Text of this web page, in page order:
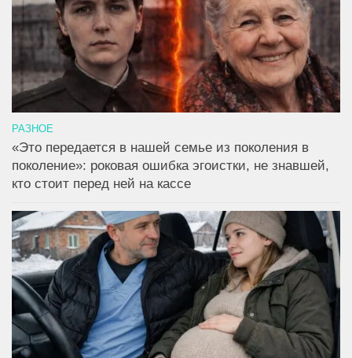
РАЗНОЕ
«Это передается в нашей семье из поколения в
поколение»: роковая ошибка эгоистки, не знавшей,
кто стоит перед ней на кассе